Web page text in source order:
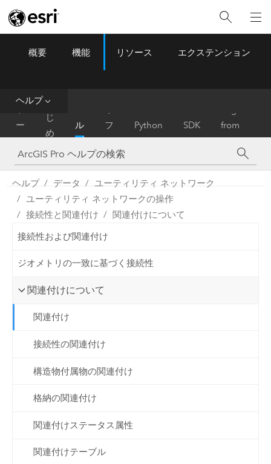
ArcGIS Pro Menu
概要 機能 リソース エクステンション
ヘルプ
ー
ム
は
じ
め
に
ル
プ
フ
ァ
レ
ン
Python SDK
from
ArcMap
ヘルプ データ
ユーティリティ ネットワーク
ユーティリティ ネットワークの操作
接続性と関連付け
関連付けについて
接続性および関連付け
ジオメトリの一致に基づく接続性
関連付けについて
関連付け
接続性の関連付け
構造物付属物の関連付け
格納の関連付け
関連付けステータス属性
関連付けテーブル